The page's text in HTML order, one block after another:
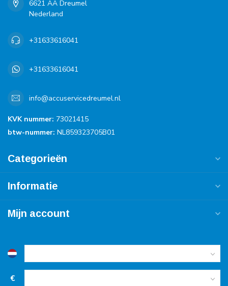
6621 AA Dreumel
Nederland
+31633616041
+31633616041
info@accuservicedreumel.nl
KVK nummer: 73021415
btw-nummer: NL859323705B01
Categorieën
Informatie
Mijn account
€